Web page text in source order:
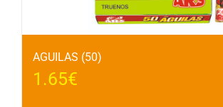
AGUILAS (50)
1.65€